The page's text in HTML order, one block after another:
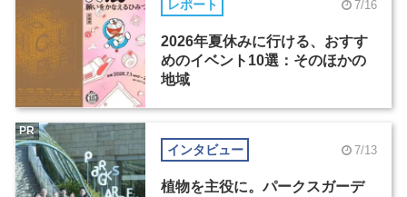
レポート 7/16
2026年夏休みに行ける、おすす
めのイベント10選：そのほかの
地域
インタビュー 7/13
植物を主役に。パークスガーデ
PR